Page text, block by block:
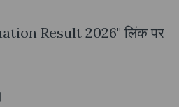
Result 2026" लिंक पर